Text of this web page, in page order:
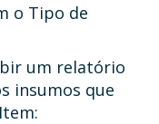
o Tipo de
um relatório
insumos que